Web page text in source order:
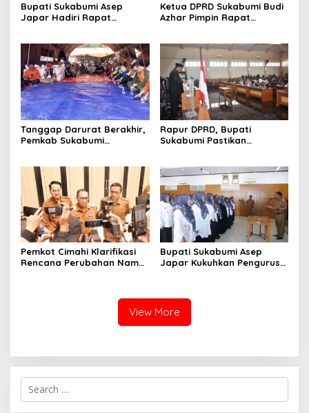
Bupati Sukabumi Asep
Japar Hadiri Rapat
Disabilitas
Ketua DPRD Sukabumi Budi
Azhar Pimpin Rapat
Tanggap Darurat Berakhir,
Pemkab Sukabumi
Rapur DPRD, Bupati
Sukabumi Pastikan
Pemkot Cimahi Klarifikasi
Rencana Perubahan Nama
Bupati Sukabumi Asep
Japar Kukuhkan Pengurus
View More
S